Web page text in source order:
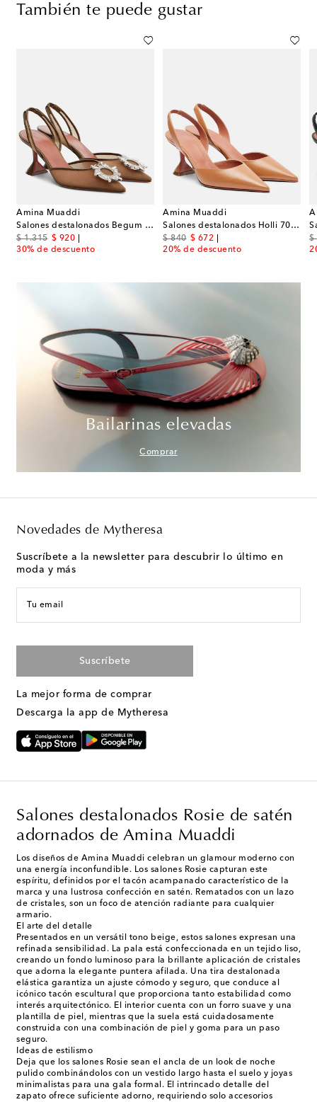
También te puede gustar
Amina Muaddi
Salones destalonados Begum de malla adornados
$ 1.315
original price
$ 920
discount price
30% de descuento
Amina Muaddi
Salones destalonados Holli 70 de piel
$ 840
original price
$ 672
discount price
20% de descuento
$
Bailarinas elevadas
Comprar
Novedades de Mytheresa
Suscríbete a la newsletter para descubrir lo último en
moda y más
Tu email
Suscríbete
La mejor forma de comprar
Descarga la app de Mytheresa
Salones destalonados Rosie de satén
adornados de Amina Muaddi
Los diseños de Amina Muaddi celebran un glamour moderno con
una energía inconfundible. Los salones Rosie capturan este
espíritu, definidos por el tacón acampanado característico de la
marca y una lustrosa confección en satén. Rematados con un lazo
de cristales, son un foco de atención radiante para cualquier
armario.
El arte del detalle
Presentados en un versátil tono beige, estos salones expresan una
refinada sensibilidad. La pala está confeccionada en un tejido liso,
creando un fondo luminoso para la brillante aplicación de cristales
que adorna la elegante puntera afilada. Una tira destalonada
elástica garantiza un ajuste cómodo y seguro, que conduce al
icónico tacón escultural que proporciona tanto estabilidad como
interés arquitectónico. El interior cuenta con un forro suave y una
plantilla de piel, mientras que la suela está cuidadosamente
construida con una combinación de piel y goma para un paso
seguro.
Ideas de estilismo
Deja que los salones Rosie sean el ancla de un look de noche
pulido combinándolos con un vestido largo hasta el suelo y joyas
minimalistas para una gala formal. El intrincado detalle del
zapato ofrece suficiente adorno, requiriendo solo accesorios